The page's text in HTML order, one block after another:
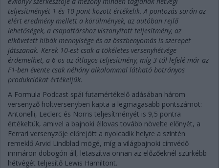
teljesítményét 1 és 10 pont között értékelik. A pontozás során az
elért eredmény mellett a körülmények, az autóban rejlő
lehetőségek, a csapattárshoz viszonyított teljesítmény, az
elkövetett hibák mennyisége és az összbenyomás is szerepet
játszanak. Kerek 10-est csak a tökéletes versenyhétvége
érdemelhet, a 6-os az átlagos teljesítmény, míg 3-tól lefelé már az
F1-ben évente csak néhány alkalommal látható botrányos
produkciókat értékeljük.
A Formula Podcast spái futamértékelő adásában három
versenyző holtversenyben kapta a legmagasabb pontszámot:
Antonelli, Leclerc és Norris teljesítményét is 9,5 pontra
értékeltük, amivel a bajnoki éllovas tovább növelte előnyét, a
Ferrari versenyzője előrejött a nyolcadik helyre a szintén
remeklő Arvid Lindblad mögé, míg a világbajnoki címvédő
immáron dobogón áll, letaszítva onnan az előzőeknél szürkébb
hétvégét teljesítő Lewis Hamiltont.